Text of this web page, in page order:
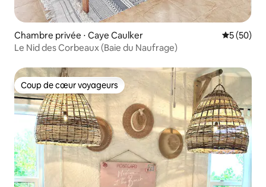
Chambre privée ⋅ Caye Caulker
5 (50)
Le Nid des Corbeaux (Baie du Naufrage)
Coup de cœur voyageurs
Coup de cœur voyageurs